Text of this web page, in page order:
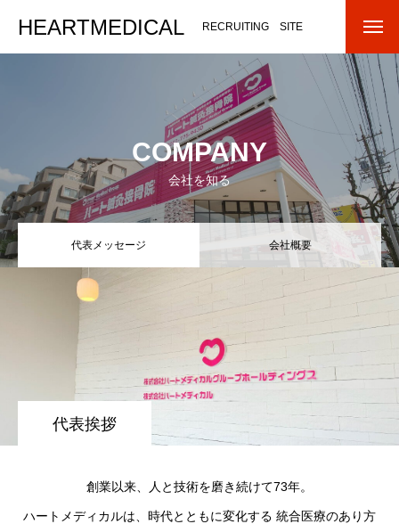
HEARTMEDICAL RECRUITING SITE
COMPANY
会社を知る
代表メッセージ 会社概要
代表挨拶
創業以来、人と技術を磨き続けて73年。
ハートメディカルは、時代とともに変化する 統合医療のあり方